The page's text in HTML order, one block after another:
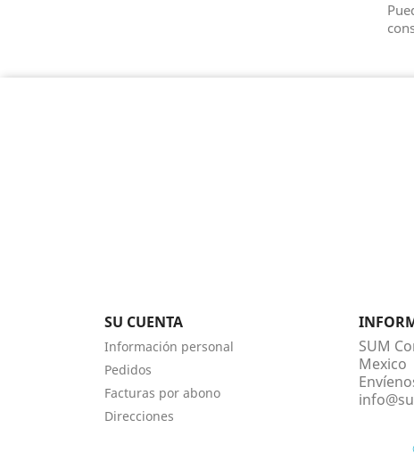
SU CUENTA
Información personal
Pedidos
Facturas por abono
Direcciones
SUM
Mexico